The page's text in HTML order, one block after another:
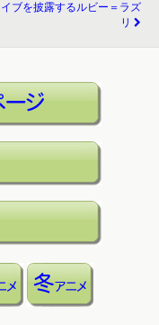
ブを披露するルビー＝ラズ
リ